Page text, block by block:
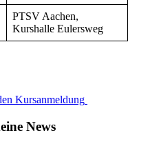
PTSV Aachen,
Kurshalle Eulersweg
Kursanmeldung
News